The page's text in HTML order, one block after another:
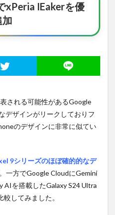
xPeria IEakerを優
される可能性があるGoogle
デザインがリークしておりフ
のデザインに非常に似てい
9シリーズのほぼ確的的なデ
一方でGoogle CloudにGemini
AIを搭載したGalaxy S24 Ultra
してみました。